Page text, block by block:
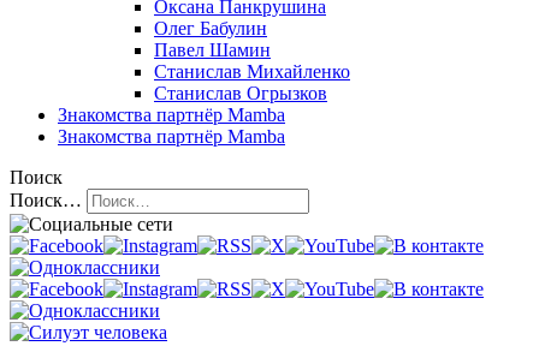
Оксана Панкрушина
Олег Бабулин
Павел Шамин
Станислав Михайленко
Станислав Огрызков
Знакомства партнёр Mamba
Знакомства партнёр Mamba
Поиск
Поиск…